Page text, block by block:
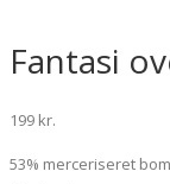
Fantasi
199 kr.
53% merceriseret